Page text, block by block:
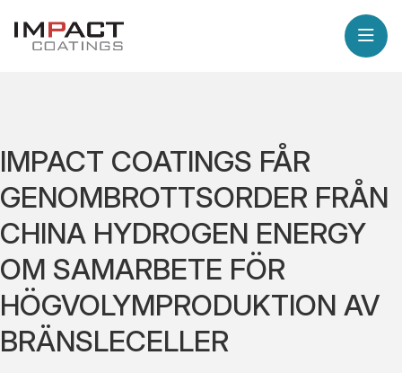
IMPACT COATINGS FÅR
GENOMBROTTSORDER FRÅN
CHINA HYDROGEN ENERGY
OM SAMARBETE FÖR
HÖGVOLYMPRODUKTION AV
BRÄNSLECELLER